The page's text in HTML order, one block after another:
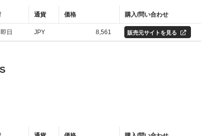
通貨 価格
購入/問い合わせ
即日 JPY 8,561 販売元サイトを見る